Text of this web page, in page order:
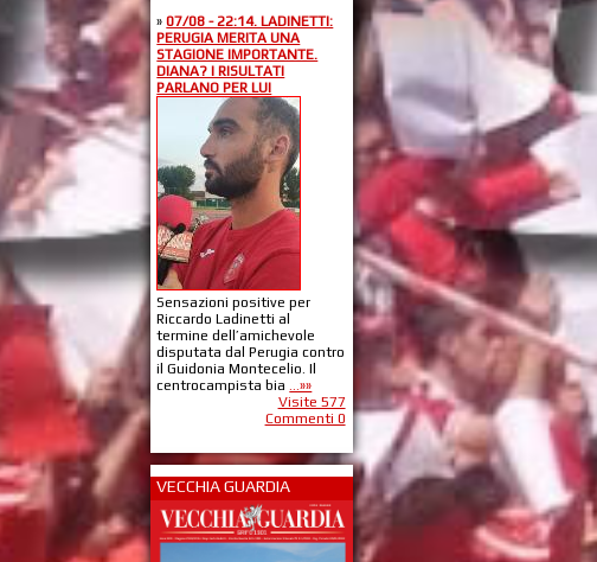
»07/08 - 22:14. LADINETTI:
PERUGIA MERITA UNA
STAGIONE IMPORTANTE.
DIANA? I RISULTATI
PARLANO PER LUI
Sensazioni positive per
Riccardo Ladinetti al
termine dell’amichevole
disputata dal Perugia contro
il Guidonia Montecelio. Il
centrocampista bia
...»»
Visite 577
Commenti 0
VECCHIA GUARDIA